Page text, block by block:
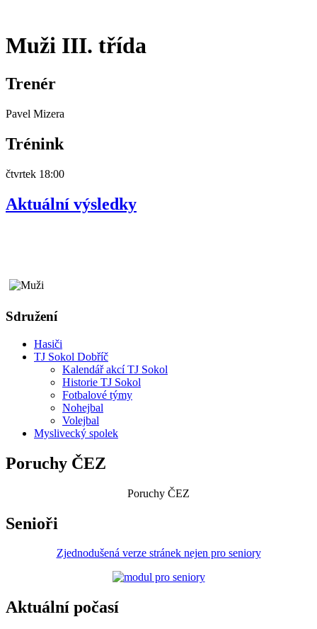
Muži III. třída
Trenér
Pavel Mizera
Trénink
čtvrtek 18:00
Aktuální výsledky
Sdružení
Hasiči
TJ Sokol Dobříč
Kalendář akcí TJ Sokol
Historie TJ Sokol
Fotbalové týmy
Nohejbal
Volejbal
Myslivecký spolek
Poruchy ČEZ
Poruchy ČEZ
Senioři
Zjednodušená verze stránek nejen pro seniory
Aktuální počasí